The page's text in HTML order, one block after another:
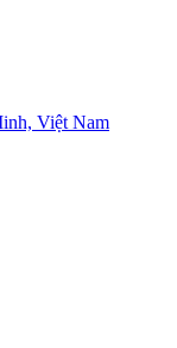
Việt Nam